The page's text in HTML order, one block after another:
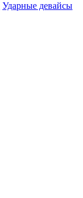
Ударные девайсы